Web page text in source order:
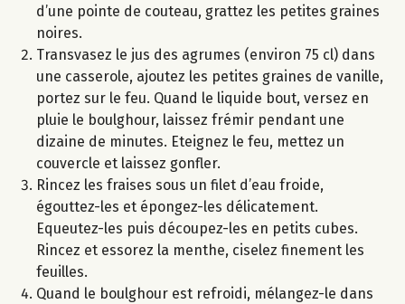
d’une pointe de couteau, grattez les petites graines
noires.
Transvasez le jus des agrumes (environ 75 cl) dans
une casserole, ajoutez les petites graines de vanille,
portez sur le feu. Quand le liquide bout, versez en
pluie le boulghour, laissez frémir pendant une
dizaine de minutes. Eteignez le feu, mettez un
couvercle et laissez gonfler.
Rincez les fraises sous un filet d’eau froide,
égouttez-les et épongez-les délicatement.
Equeutez-les puis découpez-les en petits cubes.
Rincez et essorez la menthe, ciselez finement les
feuilles.
Quand le boulghour est refroidi, mélangez-le dans